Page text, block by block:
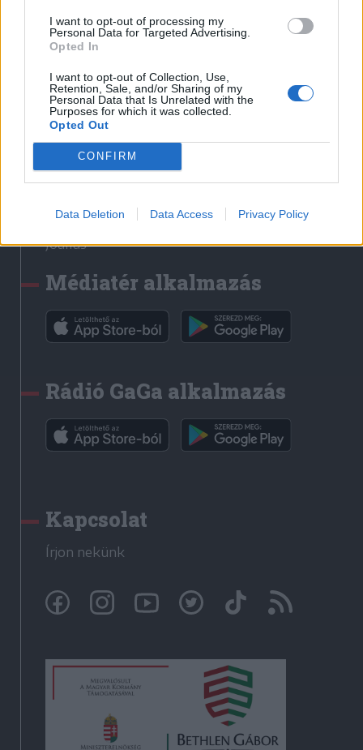
I want to opt-out of processing my
Personal Data for Targeted Advertising.
Opted In
I want to opt-out of Collection, Use,
Retention, Sale, and/or Sharing of my
Personal Data that Is Unrelated with the
Purposes for which it was collected.
Opted Out
CONFIRM
Data Deletion Data Access Privacy Policy
Médiatér
Liget
Krónika
Bihari Napló
Erdélyi Napló
Főtér
Rádió GaGa
Jóállás
Médiatér alkalmazás
Rádió GaGa alkalmazás
Kapcsolat
Írjon nekünk